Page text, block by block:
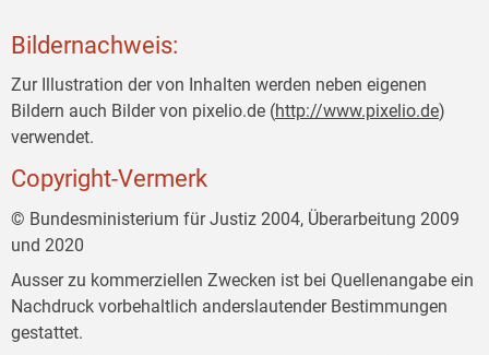
Bildernachweis:
Zur Illustration der von Inhalten werden neben eigenen
Bildern auch Bilder von pixelio.de (http://www.pixelio.de)
verwendet.
Copyright-Vermerk
© Bundesministerium für Justiz 2004, Überarbeitung 2009
und 2020
Ausser zu kommerziellen Zwecken ist bei Quellenangabe ein
Nachdruck vorbehaltlich anderslautender Bestimmungen
gestattet.